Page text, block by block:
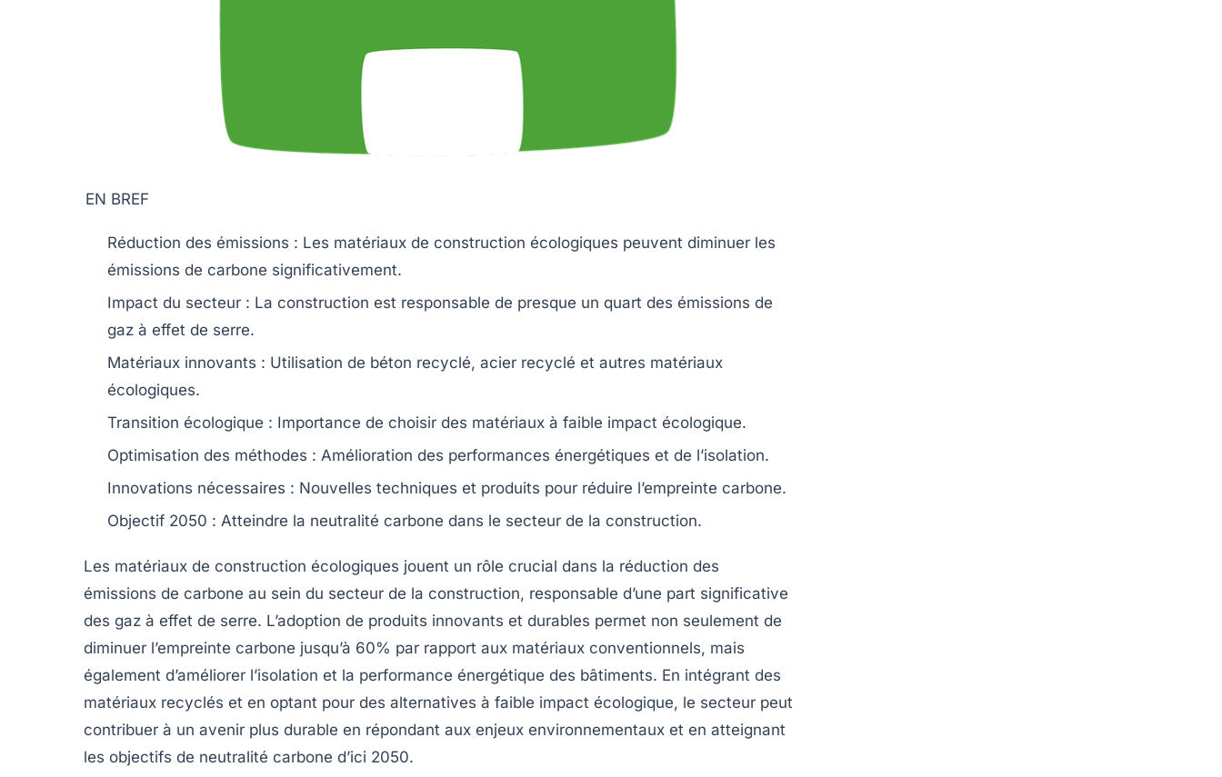
EN BREF
Réduction des émissions : Les matériaux de construction écologiques peuvent diminuer les
émissions de carbone significativement.
Impact du secteur : La construction est responsable de presque un quart des émissions de
gaz à effet de serre.
Matériaux innovants : Utilisation de béton recyclé, acier recyclé et autres matériaux
écologiques.
Transition écologique : Importance de choisir des matériaux à faible impact écologique.
Optimisation des méthodes : Amélioration des performances énergétiques et de l’isolation.
Innovations nécessaires : Nouvelles techniques et produits pour réduire l’empreinte carbone.
Objectif 2050 : Atteindre la neutralité carbone dans le secteur de la construction.
Les matériaux de construction écologiques jouent un rôle crucial dans la réduction des
émissions de carbone au sein du secteur de la construction, responsable d’une part significative
des gaz à effet de serre. L’adoption de produits innovants et durables permet non seulement de
diminuer l’empreinte carbone jusqu’à 60% par rapport aux matériaux conventionnels, mais
également d’améliorer l’isolation et la performance énergétique des bâtiments. En intégrant des
matériaux recyclés et en optant pour des alternatives à faible impact écologique, le secteur peut
contribuer à un avenir plus durable en répondant aux enjeux environnementaux et en atteignant
les objectifs de neutralité carbone d’ici 2050.